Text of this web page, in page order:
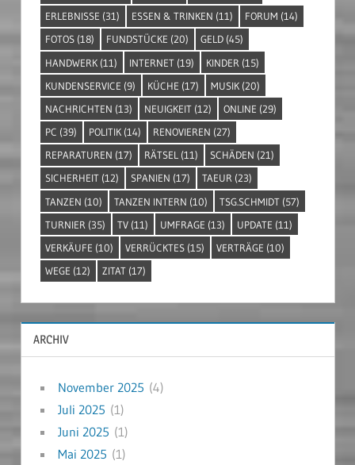
ERLEBNISSE (31) ESSEN & TRINKEN (11) FORUM (14)
FOTOS (18) FUNDSTÜCKE (20) GELD (45)
HANDWERK (11) INTERNET (19) KINDER (15)
KUNDENSERVICE (9) KÜCHE (17) MUSIK (20)
NACHRICHTEN (13) NEUIGKEIT (12) ONLINE (29)
PC (39) POLITIK (14) RENOVIEREN (27)
REPARATUREN (17) RÄTSEL (11) SCHÄDEN (21)
SICHERHEIT (12) SPANIEN (17) TAEUR (23)
TANZEN (10) TANZEN INTERN (10) TSG.SCHMIDT (57)
TURNIER (35) TV (11) UMFRAGE (13) UPDATE (11)
VERKÄUFE (10) VERRÜCKTES (15) VERTRÄGE (10)
WEGE (12) ZITAT (17)
ARCHIV
November 2025 (4)
Juli 2025 (1)
Juni 2025 (1)
Mai 2025 (1)